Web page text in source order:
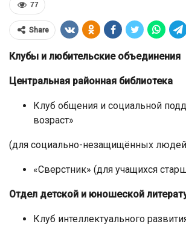
77
Share
Клубы и любительские объединения
Центральная районная библиотека
Клуб общения и социальной
возраст»
(для социально-незащищённых
«Сверстник» (для учащихся
Отдел детской и юношеской
Клуб интеллектуального